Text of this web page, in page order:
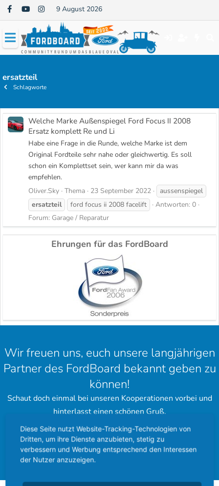
9 August 2026
ersatzteil
Schlagworte
Welche Marke Außenspiegel Ford Focus II 2008
Ersatz komplett Re und Li
Habe eine Frage in die Runde, welche Marke ist dem
Original Fordteile sehr nahe oder gleichwertig. Es soll
schon ein Komplettset sein, wer kann mir da was
empfehlen.
Oliver.Sky Thema 23 September 2022
aussenspiegel
ersatzteil
ford focus ii 2008 facelift
Antworten: 0
Forum: Garage / Reparatur
Ehrungen für das FordBoard
Wir freuen uns, euch unsere langjährigen
Partner des FordBoard bekannt geben zu
können!
Schaut doch einmal bei unseren Kooperationen vorbei und
hinterlasst einen schönen Gruß.
Ford Community
Ford Cougar
Forum
Diese Seite nutzt Website-Tracking-Technologien von
Dritten, um ihre Dienste anzubieten, stetig zu
verbessern und Werbung entsprechend den Interessen
der Nutzer anzuzeigen.